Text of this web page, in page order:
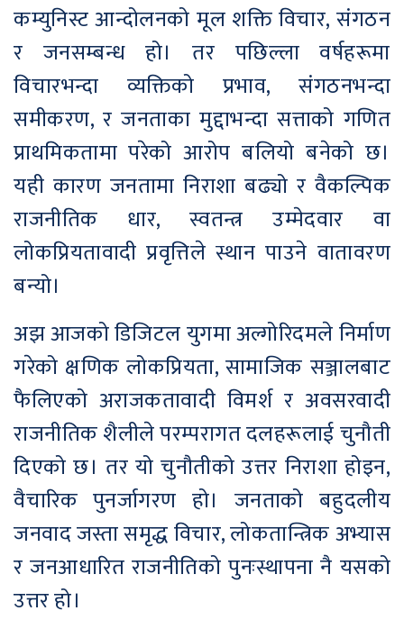
कम्युनिस्ट आन्दोलनको मूल शक्ति विचार, संगठन
र जनसम्बन्ध हो। तर पछिल्ला वर्षहरूमा
विचारभन्दा व्यक्तिको प्रभाव, संगठनभन्दा
समीकरण, र जनताका मुद्दाभन्दा सत्ताको गणित
प्राथमिकतामा परेको आरोप बलियो बनेको छ।
यही कारण जनतामा निराशा बढ्यो र वैकल्पिक
राजनीतिक धार, स्वतन्त्र उम्मेदवार वा
लोकप्रियतावादी प्रवृत्तिले स्थान पाउने वातावरण
बन्यो।
अझ आजको डिजिटल युगमा अल्गोरिदमले निर्माण
गरेको क्षणिक लोकप्रियता, सामाजिक सञ्जालबाट
फैलिएको अराजकतावादी विमर्श र अवसरवादी
राजनीतिक शैलीले परम्परागत दलहरूलाई चुनौती
दिएको छ। तर यो चुनौतीको उत्तर निराशा होइन,
वैचारिक पुनर्जागरण हो। जनताको बहुदलीय
जनवाद जस्ता समृद्ध विचार, लोकतान्त्रिक अभ्यास
र जनआधारित राजनीतिको पुनःस्थापना नै यसको
उत्तर हो।